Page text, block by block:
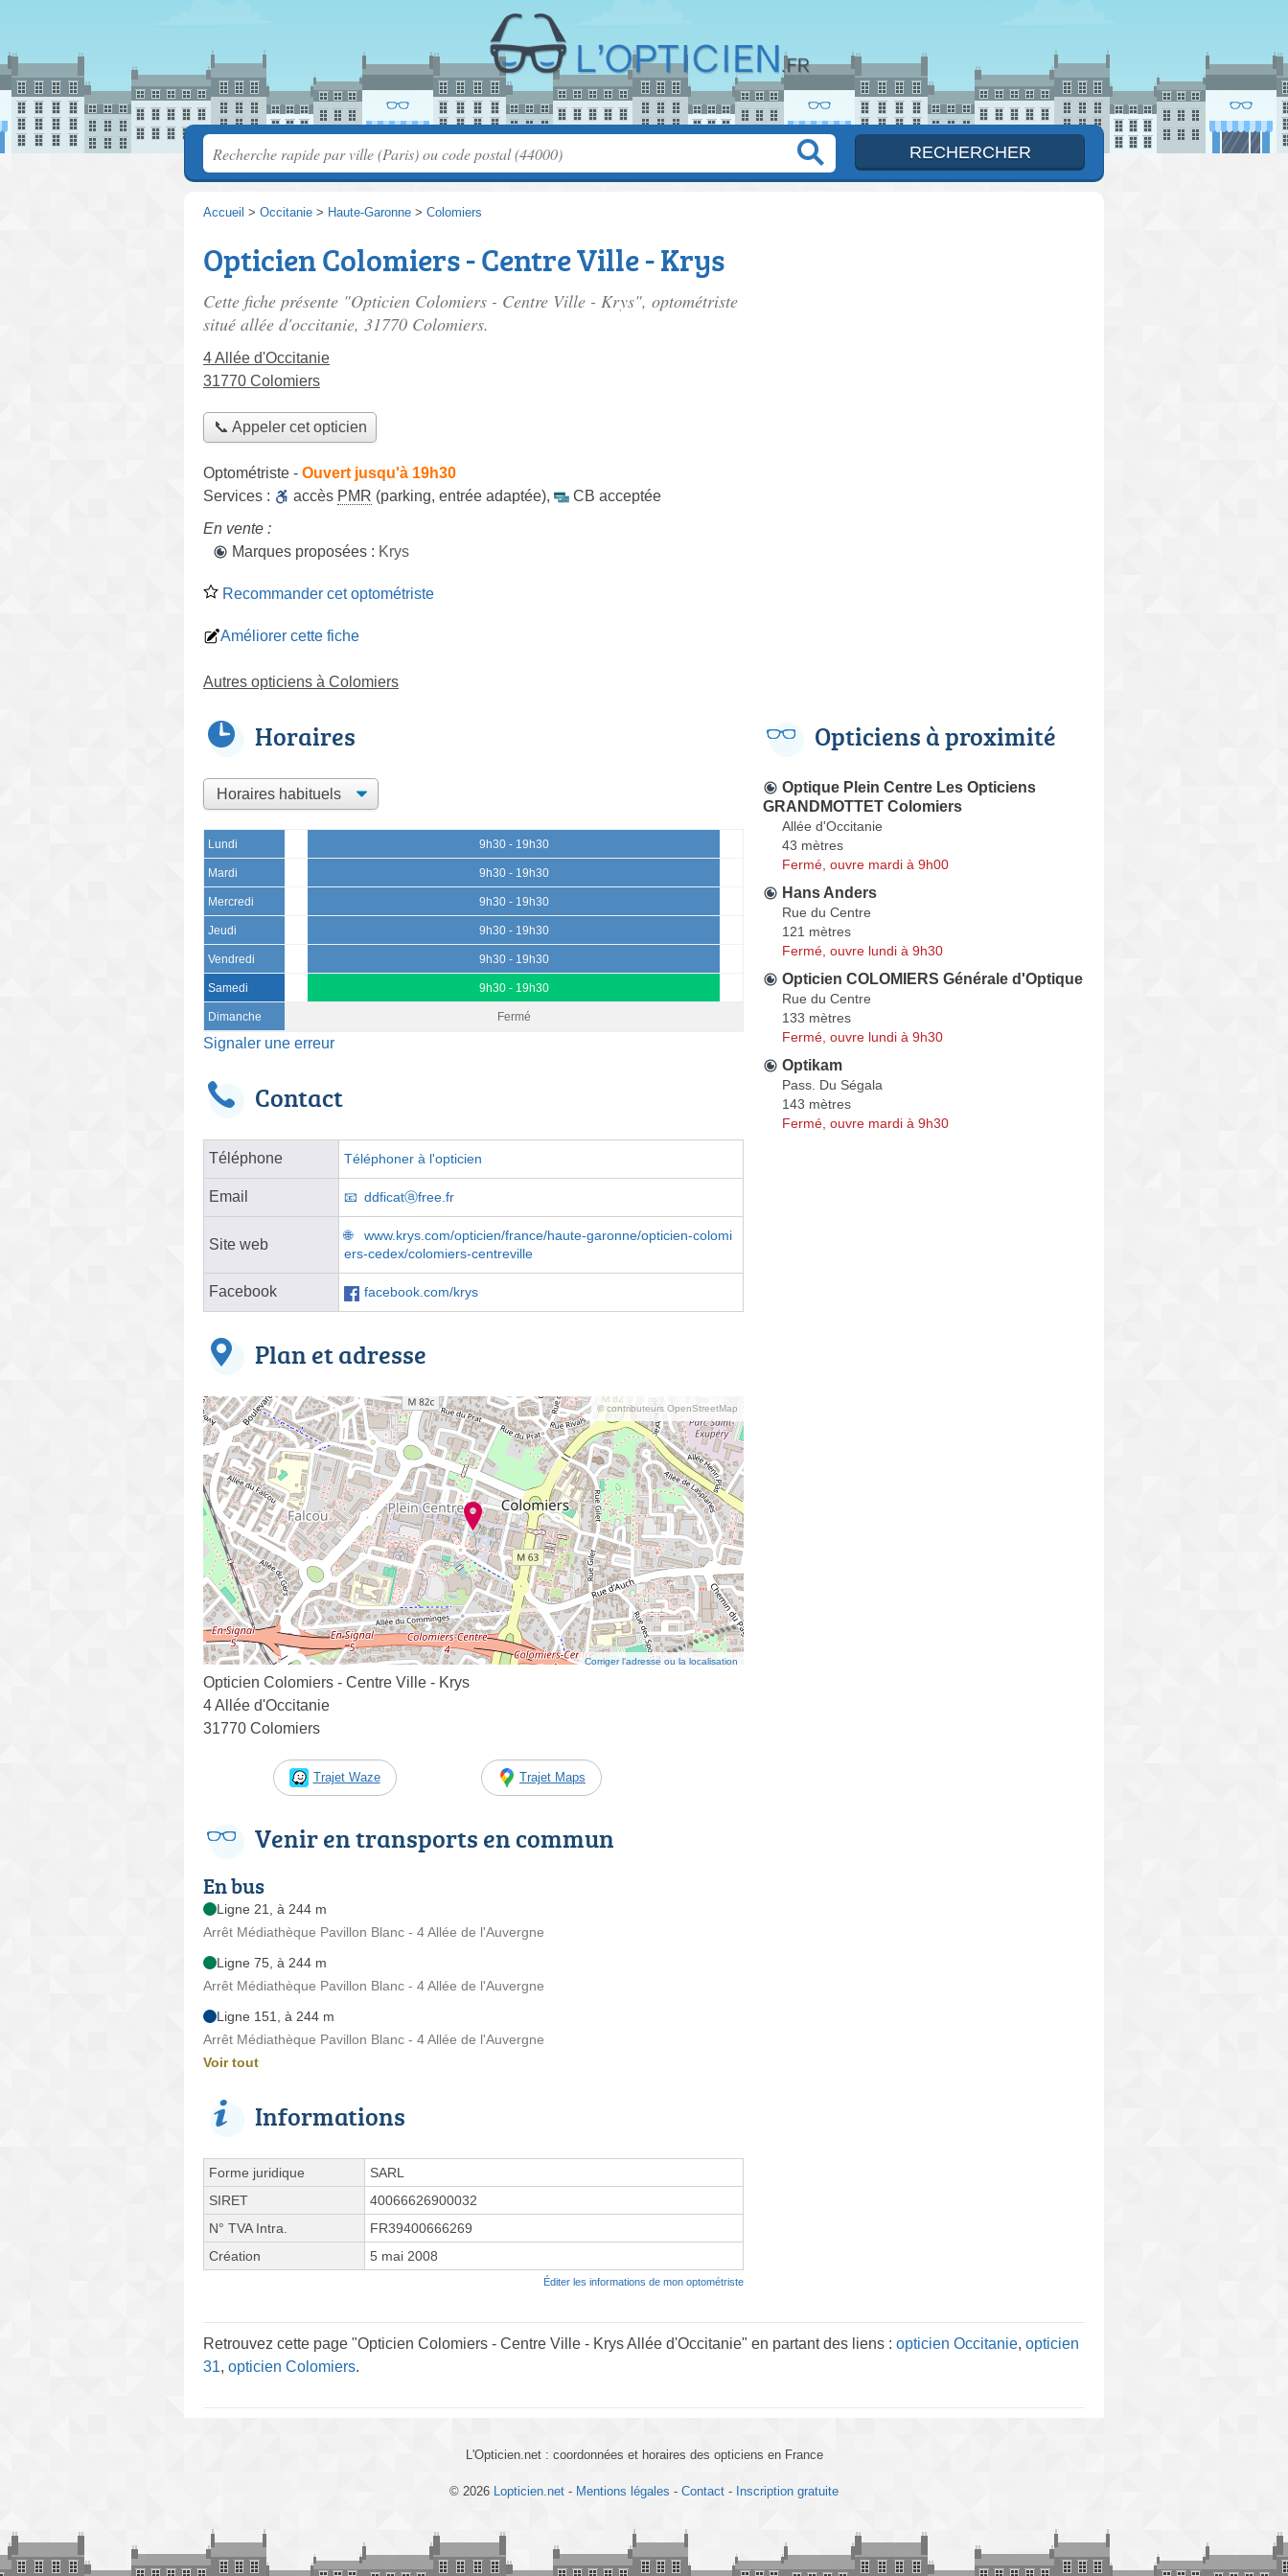
Accueil > Occitanie > Haute-Garonne > Colomiers
Opticien Colomiers - Centre Ville - Krys
Cette fiche présente "Opticien Colomiers - Centre Ville - Krys", optométriste
situé allée d'occitanie, 31770 Colomiers.
4 Allée d'Occitanie
31770 Colomiers
📞 Appeler cet opticien
Optométriste - Ouvert jusqu'à 19h30
Services :
accès PMR (parking, entrée adaptée),
CB acceptée
En vente :
Marques proposées : Krys
Recommander cet optométriste
Améliorer cette fiche
Autres opticiens à Colomiers
Horaires
Lundi 9h30 - 19h30
Mardi 9h30 - 19h30
Mercredi 9h30 - 19h30
Jeudi 9h30 - 19h30
Vendredi 9h30 - 19h30
Samedi 9h30 - 19h30
Dimanche Fermé
Signaler une erreur
Contact
Téléphone Téléphoner à l'opticien
Email ddficatⓐfree.fr
Site web
www.krys.com/opticien/france/haute-garonne/opticien-colomi
ers-cedex/colomiers-centreville
Facebook facebook.com/krys
Plan et adresse
© contributeurs OpenStreetMap
Corriger l’adresse ou la localisation
Opticien Colomiers - Centre Ville - Krys
4 Allée d'Occitanie
31770 Colomiers
Trajet Waze Trajet Maps
Venir en transports en commun
En bus
Ligne 21, à 244 m
Arrêt Médiathèque Pavillon Blanc - 4 Allée de l'Auvergne
Ligne 75, à 244 m
Arrêt Médiathèque Pavillon Blanc - 4 Allée de l'Auvergne
Ligne 151, à 244 m
Arrêt Médiathèque Pavillon Blanc - 4 Allée de l'Auvergne
Voir tout
Informations
Forme juridique
SARL
SIRET
40066626900032
N° TVA Intra.
FR39400666269
Création
5 mai 2008
Éditer les informations de mon optométriste
Opticiens à proximité
Optique Plein Centre Les Opticiens
GRANDMOTTET Colomiers
Allée d'Occitanie
43 mètres
Fermé, ouvre mardi à 9h00
Hans Anders
Rue du Centre
121 mètres
Fermé, ouvre lundi à 9h30
Opticien COLOMIERS Générale d'Optique
Rue du Centre
133 mètres
Fermé, ouvre lundi à 9h30
Optikam
Pass. Du Ségala
143 mètres
Fermé, ouvre mardi à 9h30
Retrouvez cette page "Opticien Colomiers - Centre Ville - Krys Allée d'Occitanie" en partant des liens : opticien Occitanie, opticien
31, opticien Colomiers.
L'Opticien.net : coordonnées et horaires des opticiens en France
© 2026 Lopticien.net - Mentions légales - Contact - Inscription gratuite